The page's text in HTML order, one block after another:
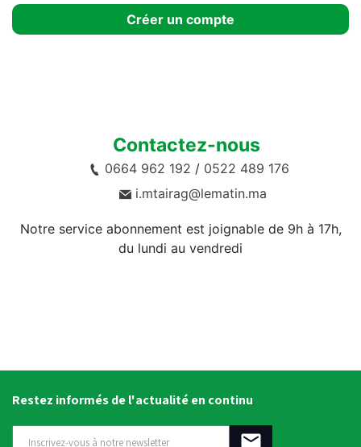
Créer un compte
Contactez-nous
0664 962 192 / 0522 489 176
i.mtairag@lematin.ma
Notre service abonnement est joignable de 9h à 17h,
du lundi au vendredi
Restez informés de l'actualité en continu